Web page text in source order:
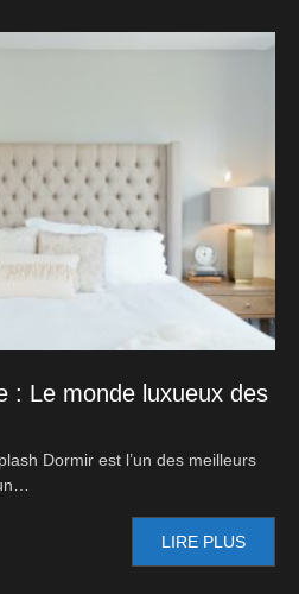
: Le monde luxueux des
Dormir est l’un des meilleurs
LIRE PLUS